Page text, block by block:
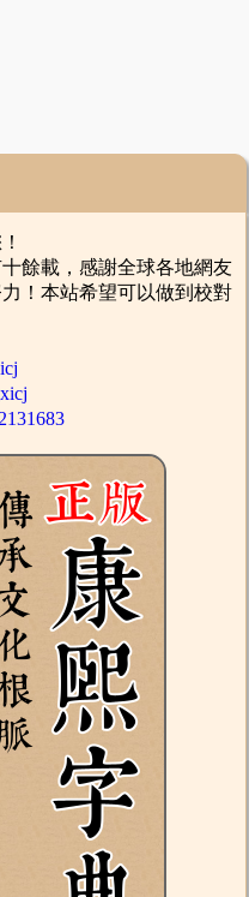
餘載，感謝全球各地網友
！本站希望可以做到校對